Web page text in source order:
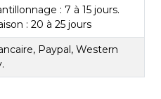
: 7 à 15 jours.
: 20 à 25 jours
Paypal, Western